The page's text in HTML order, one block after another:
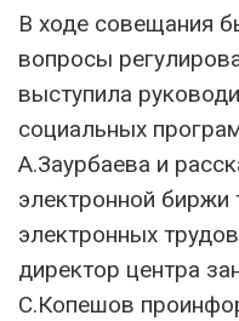
В ходе совещания
вопросы
выступила
социальных
А.Заурбаева и
электронной биржи
электронных
директор центра
С.Копешов